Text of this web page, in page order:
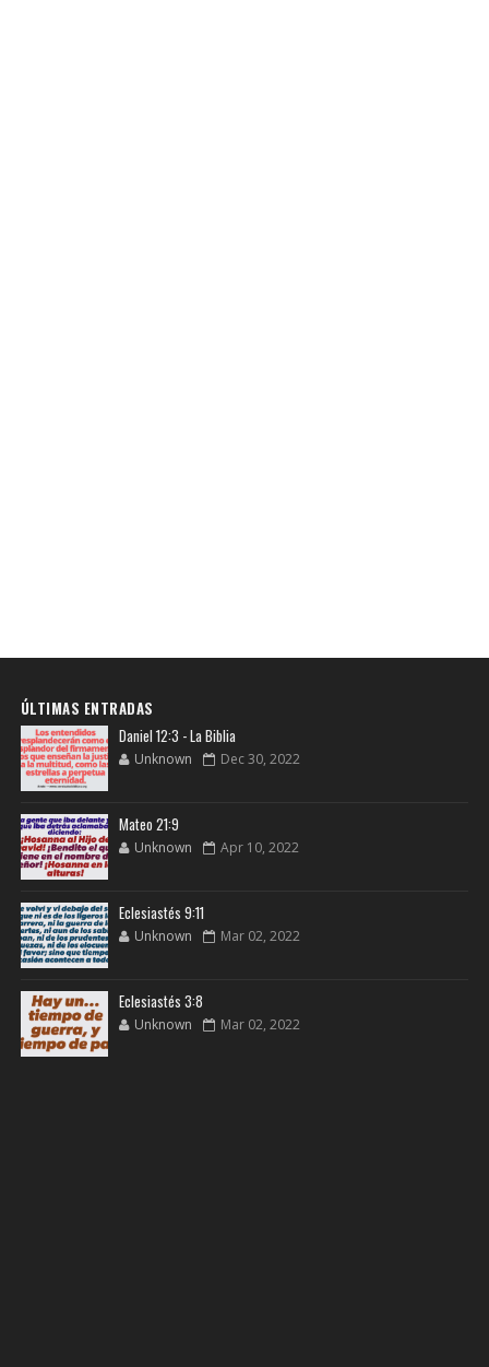
ÚLTIMAS ENTRADAS
Daniel 12:3 - La Biblia
Unknown Dec 30, 2022
Mateo 21:9
Unknown Apr 10, 2022
Eclesiastés 9:11
Unknown Mar 02, 2022
Eclesiastés 3:8
Unknown Mar 02, 2022